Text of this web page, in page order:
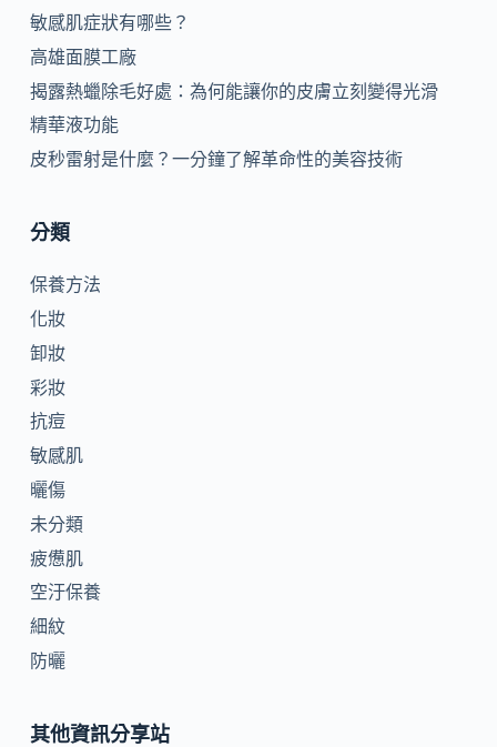
敏感肌症狀有哪些？
高雄面膜工廠
揭露熱蠟除毛好處：為何能讓你的皮膚立刻變得光滑
精華液功能
皮秒雷射是什麼？一分鐘了解革命性的美容技術
分類
保養方法
化妝
卸妝
彩妝
抗痘
敏感肌
曬傷
未分類
疲憊肌
空汙保養
細紋
防曬
其他資訊分享站